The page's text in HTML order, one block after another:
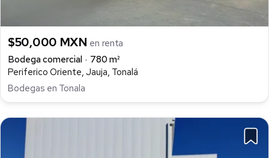
$50,000 MXN en renta
Bodega comercial
780 m²
Periferico Oriente, Jauja, Tonalá
Bodegas en Tonala